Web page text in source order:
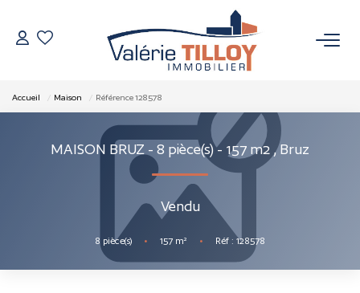
À Vendre
Vendus
VENDRE
Accueil Maison Référence 128578
MAISON BRUZ - 8 pièce(s) - 157 m2 ,Bruz
Vendu
8 pièce(s) • 157 m² • Réf : 128578